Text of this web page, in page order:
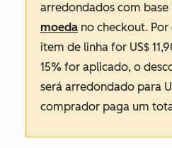
arredondados com base
moeda no checkout.
item de linha for US$
15% for aplicado, o
será arredondado para
comprador paga um total